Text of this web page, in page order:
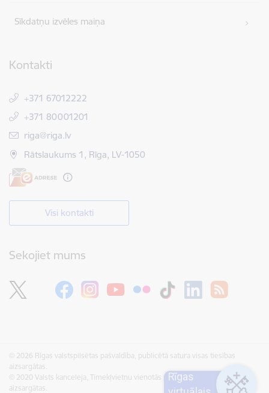
Sīkdatņu izvēles maiņa
Kontakti
+371 67012222
+371 80001201
E-pasts:
riga@riga.lv
Rātslaukums 1, Rīga, LV-1050
Visi kontakti
Sekojiet mums
© 2026 Rīgas valstspilsētas pašvaldība, publicētā satura visas tiesības
aizsargātas.
© 2020 Valsts kanceleja, Tīmekļvietņu vienotās platformas visas tiesības
aizsargātas.
Rīgas